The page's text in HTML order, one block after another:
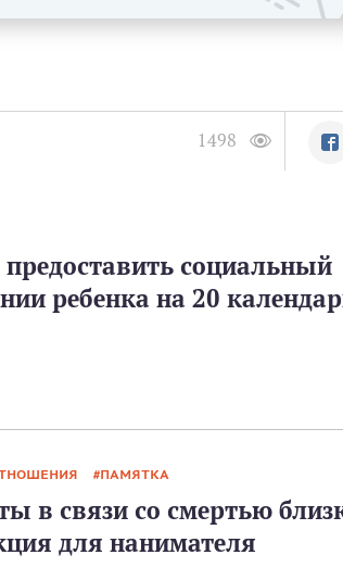
1498
социальный
ребенка на 20
ПАМЯТКА
в связи со смертью
для нанимателя